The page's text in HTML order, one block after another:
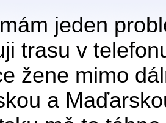
jeden
trasu v
žene mimo
a